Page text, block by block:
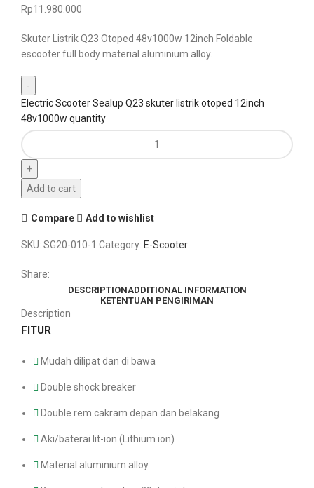
Rp11.980.000
Skuter Listrik Q23 Otoped 48v1000w 12inch Foldable
escooter full body material aluminium alloy.
Electric Scooter Sealup Q23 skuter listrik otoped 12inch
48v1000w quantity
Add to cart
Compare Add to wishlist
SKU: SG20-010-1 Category: E-Scooter
Share:
DESCRIPTIONADDITIONAL INFORMATION
KETENTUAN PENGIRIMAN
Description
FITUR
Mudah dilipat dan di bawa
Double shock breaker
Double rem cakram depan dan belakang
Aki/baterai lit-ion (Lithium ion)
Material aluminium alloy